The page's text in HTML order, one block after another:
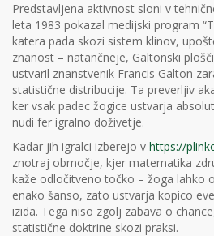
Predstavljena aktivnost sloni v
leta 1983 pokazal medijski program
katera pada skozi sistem klinov,
znanost – natančneje, Galtonski
ustvaril znanstvenik Francis Galton
statistične distribucije. Ta preverljiv
ker vsak padec žogice ustvarja
nudi fer igralno doživetje.
Kadar jih igralci izberejo v https://
znotraj območje, kjer matematika
kaže odločitveno točko – žoga lahko
enako šanso, zato ustvarja kopico
izida. Tega niso zgolj zabava o
statistične doktrine skozi praksi.